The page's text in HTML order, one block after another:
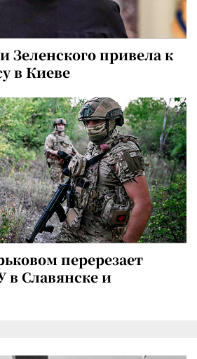
Зеленского привела к
в Киеве
перерезает
в Славянске и